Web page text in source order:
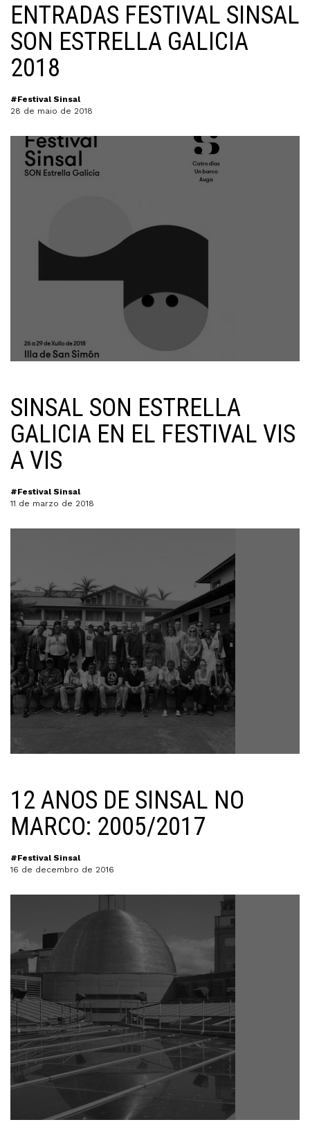
ENTRADAS FESTIVAL SINSAL
SON ESTRELLA GALICIA
2018
#Festival Sinsal
28 de maio de 2018
SINSAL SON ESTRELLA
GALICIA EN EL FESTIVAL VIS
A VIS
#Festival Sinsal
11 de marzo de 2018
12 ANOS DE SINSAL NO
MARCO: 2005/2017
#Festival Sinsal
16 de decembro de 2016